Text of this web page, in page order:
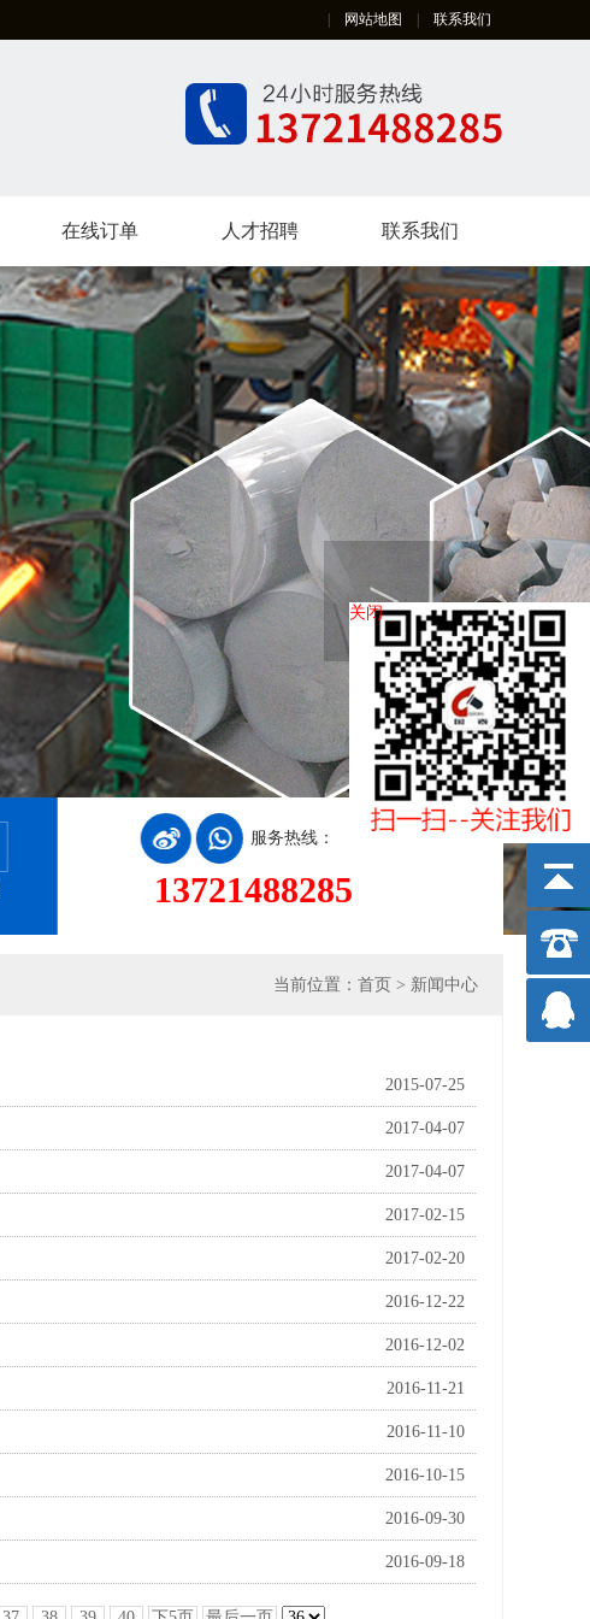
关闭
网站地图 联系我们
在线订单 人才招聘 联系我们
>
服务热线：
13721488285
当前位置： 首页 > 新闻中心
2015-07-25
2017-04-07
2017-04-07
2017-02-15
2017-02-20
2016-12-22
2016-12-02
2016-11-21
2016-11-10
2016-10-15
2016-09-30
2016-09-18